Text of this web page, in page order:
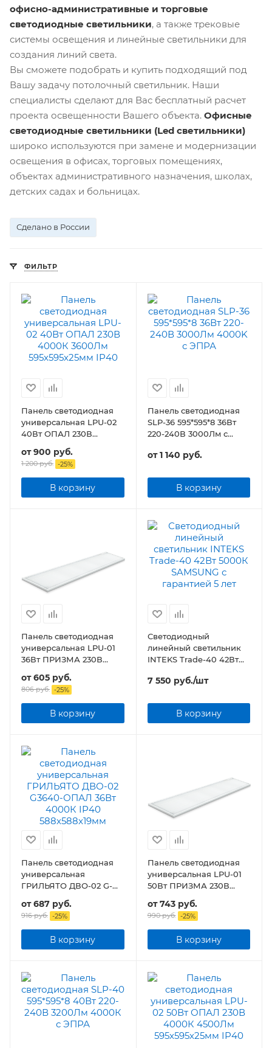
офисно-административные и торговые
светодиодные светильники, а также трековые
системы освещения и линейные светильники для
создания линий света.
Вы сможете подобрать и купить подходящий под
Вашу задачу потолочный светильник. Наши
специалисты сделают для Вас бесплатный расчет
проекта освещенности Вашего объекта. Офисные
светодиодные светильники (Led светильники)
широко используются при замене и модернизации
освещения в офисах, торговых помещениях,
объектах административного назначения, школах,
детских садах и больницах.
Сделано в России
ФИЛЬТР
Панель светодиодная
универсальная LPU-02
40Вт ОПАЛ 230В
IP40
от900 руб.
1 200 руб. -25%
В корзину
Панель светодиодная
SLP-36 595*595*8 36Вт
220-240В 3000Лм с
от1 140 руб.
В корзину
Панель светодиодная
универсальная LPU-01
36Вт ПРИЗМА 230В
IP40
от605 руб.
806 руб. -25%
В корзину
Светодиодный
линейный светильник
INTEKS Trade-40 42Вт
7 550 руб./шт
В корзину
Панель светодиодная
универсальная
ГРИЛЬЯТО ДВО-02 G-
588х588x19мм
от687 руб.
916 руб. -25%
В корзину
Панель светодиодная
универсальная LPU-01
50Вт ПРИЗМА 230В
IP40
от743 руб.
990 руб. -25%
В корзину